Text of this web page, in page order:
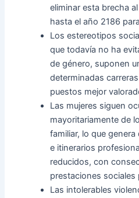
eliminar esta brecha
hasta el año 2186
Los estereotipos
que todavía no ha
de género, suponen
determinadas
puestos mejor
Las mujeres siguen
mayoritariamente de
familiar, lo que
e itinerarios
reducidos, con
prestaciones sociales
Las intolerables